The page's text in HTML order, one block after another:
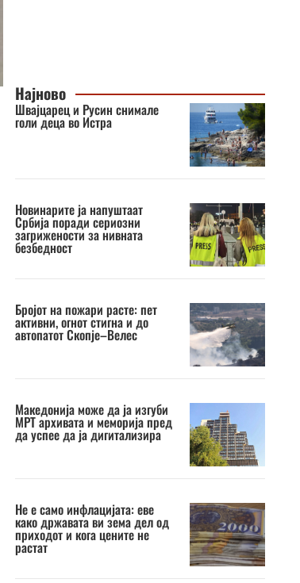
Најново
Швајцарец и Русин снимале
голи деца во Истра
Новинарите ја напуштаат
Србија поради сериозни
загрижености за нивната
безбедност
Бројот на пожари расте: пет
активни, огнот стигна и до
автопатот Скопје–Велес
Македонија може да ја изгуби
МРТ архивата и меморија пред
да успее да ја дигитализира
Не е само инфлацијата: еве
како државата ви зема дел од
приходот и кога цените не
растат